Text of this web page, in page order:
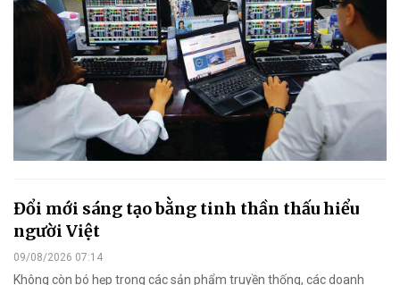
Đổi mới sáng tạo bằng tinh thần thấu hiểu
người Việt
09/08/2026 07:14
Không còn bó hẹp trong các sản phẩm truyền thống, các doanh